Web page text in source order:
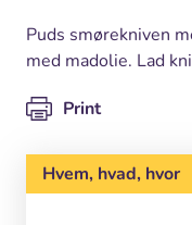
Puds smørekniven
med madolie. Lad
Print
Hvem, hvad, hvor